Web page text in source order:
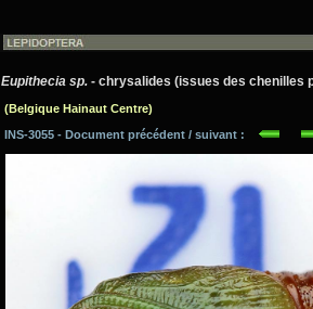
Eupithecia sp. - chrysalides (issues des chenilles
(Belgique Hainaut Centre)
INS-3055 - Document précédent / suivant :